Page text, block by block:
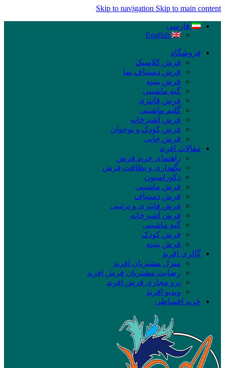
Skip to navigation Skip to main content
فارسی
English
فروشگاه
فرش کلاسیک
فرش دستباف نما
فرش پتینه
گبه ماشینی
فرش فانتزی
گلیم ماشینی
فرش آشپزخانه
فرش کودک و نوجوان
فرش چاپی
مقالات افرند
راهنمای خرید فرش
نگهداری و نظافت فرش
دکوراسیون
فرش ماشینی
فرش دستباف
فرش فانتزی و تزئینی
فرش آشپزخانه
گبه ماشینی
فرش کودک
فرش پتینه
گالری افرند
منزل مشتریان افرند
رضایت مشتریان فرش افرند
پرو مجازی فرش افرند
ویدیو افرند
خرید اقساطی